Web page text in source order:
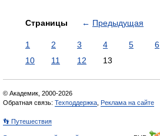
Страницы ← Предыдущая
1 2 3 4 5 6
10
11 12 13
© Академик, 2000-2026
Обратная связь: Техподдержка Реклама на сайте
👣 Путешествия